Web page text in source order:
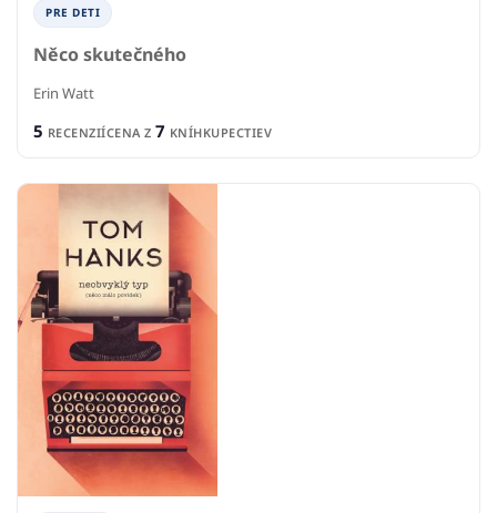
PRE DETI
Něco skutečného
Erin Watt
5 RECENZIÍCENA Z 7 KNÍHKUPECTIEV